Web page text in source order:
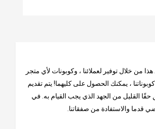
من خلال توفير لعملائنا ، وكوبونات لأي متجر
، يمكنك الحصول على كليهما! يتم تقديم
القليل من الجهد الذي يجب القيام به. في
قدما والاستفادة من صفقاتنا.